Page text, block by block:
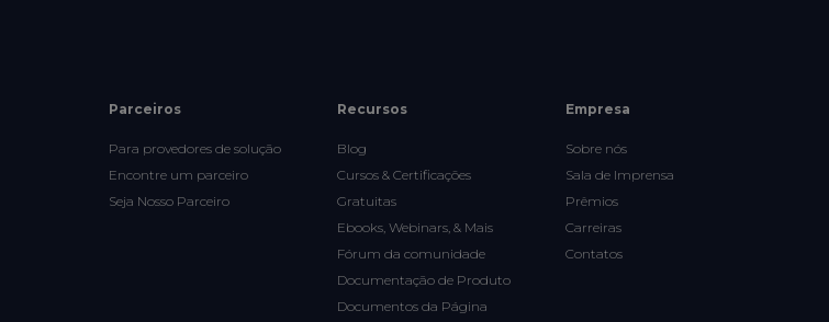
Parceiros
Para provedores de solução
Encontre um parceiro
Seja Nosso Parceiro
Recursos
Blog
Cursos & Certificações
Gratuitas
Ebooks, Webinars, & Mais
Fórum da comunidade
Documentação de Produto
Documentos da Página
Empresa
Sobre nós
Sala de Imprensa
Prêmios
Carreiras
Contatos